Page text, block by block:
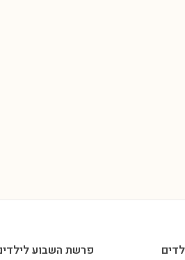
פרשת השבוע